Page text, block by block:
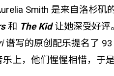
Smith 是来自洛杉
和 The Kid让她深受好
谱写的原创配乐提名了
上，他们惺惺相惜，于是